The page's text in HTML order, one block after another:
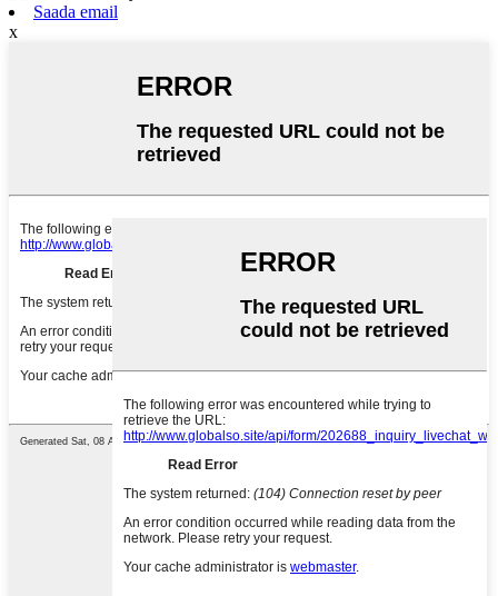
Saada email
x